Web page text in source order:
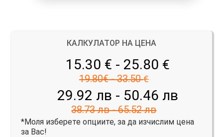
КАЛКУЛАТОР НА ЦЕНА
15.30 € - 25.80 €
19.80€ - 33.50 €
29.92 лв - 50.46 лв
38.73 лв - 65.52 лв
*Моля изберете опциите, за да изчислим цена
за Вас!